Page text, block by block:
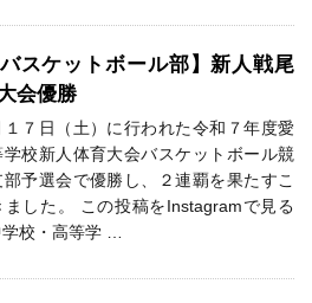
バスケットボール部】新人戦尾
会優勝
７日（土）に行われた令和７年度愛
校新人体育大会バスケットボール競
予選会で優勝し、２連覇を果たすこ
ました。 この投稿をInstagramで見る
校・高等学 …